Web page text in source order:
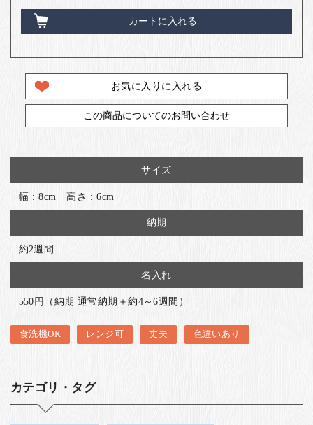
カートに入れる
お気に入りに入れる
この商品についてのお問い合わせ
サイズ
幅：8cm 高さ：6cm
納期
約2週間
名入れ
550円（納期 通常納期＋約4～6週間）
食洗機OK レンジ可 丈夫 色違いあり
カテゴリ・タグ